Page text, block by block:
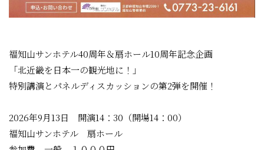
福知山サンホテル40周年＆扇ホール10周年記念企画
「北近畿を日本一の観光地に！」
特別講演とパネルディスカッションの第2弾を開催！
2026年9月13日 開演14：30（開場14：00）
福知山サンホテル 扇ホール